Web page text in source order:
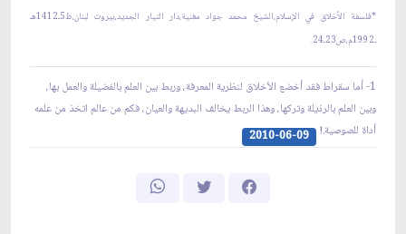
*فلسفة الأخلاق في الإسلام،الشيخ محمد جواد مغنية،دار التيار الجديد،بيروت لبنان،ط5ـ1412هـ
ـ1992م،ص23ـ24.
1- أما سقراط فقد أخضع الأخلاق لنظرية المعرفة، وربط بين العلم بالفضيلة والعمل بها،
وبين العلم بالرذيلة وتركها، وهذا الربط يخالف البديهة والعيان، فكم من عالم اتخذ من علمه
أداة للصوصية.! 2010-06-09